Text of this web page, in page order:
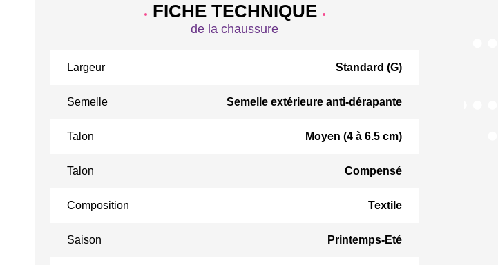
FICHE TECHNIQUE
de la chaussure
Largeur Standard (G)
Semelle Semelle extérieure anti-dérapante
Talon Moyen (4 à 6.5 cm)
Talon Compensé
Composition Textile
Saison Printemps-Eté